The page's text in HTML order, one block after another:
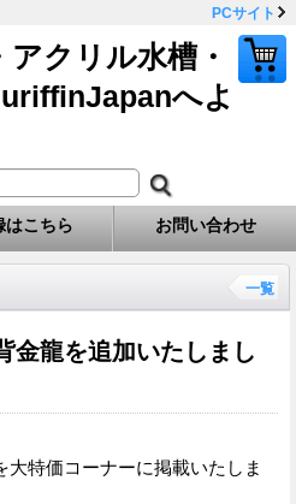
PCサイト
クリル水槽・
へよ
はこちら お問い合わせ
一覧
金龍を追加いたしまし
特価コーナーに掲載いたしま